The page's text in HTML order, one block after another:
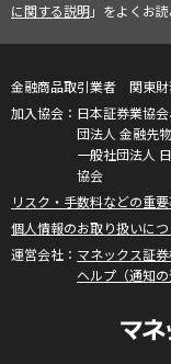
に関する説明」をよくお読
金融商品取引業者 関東
日本証券業協
団法人 金融先
一般社団法人
協会
リスク・手数料などの重
個人情報のお取り扱いに
マネックス証
ヘルプ（通知の